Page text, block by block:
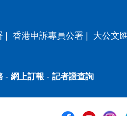
香港申訴專員公署 大公文
- 網上訂報 - 記者證查詢